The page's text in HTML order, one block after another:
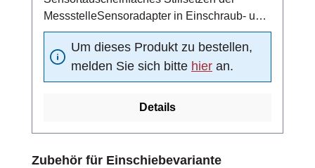
MessstelleSensoradapter in Einschraub- und
Schweißtechnik
Um dieses Produkt zu bestellen,
melden Sie sich bitte hier an.
Details
Produktgalerie überspringen
Zubehör für Einschiebevariante